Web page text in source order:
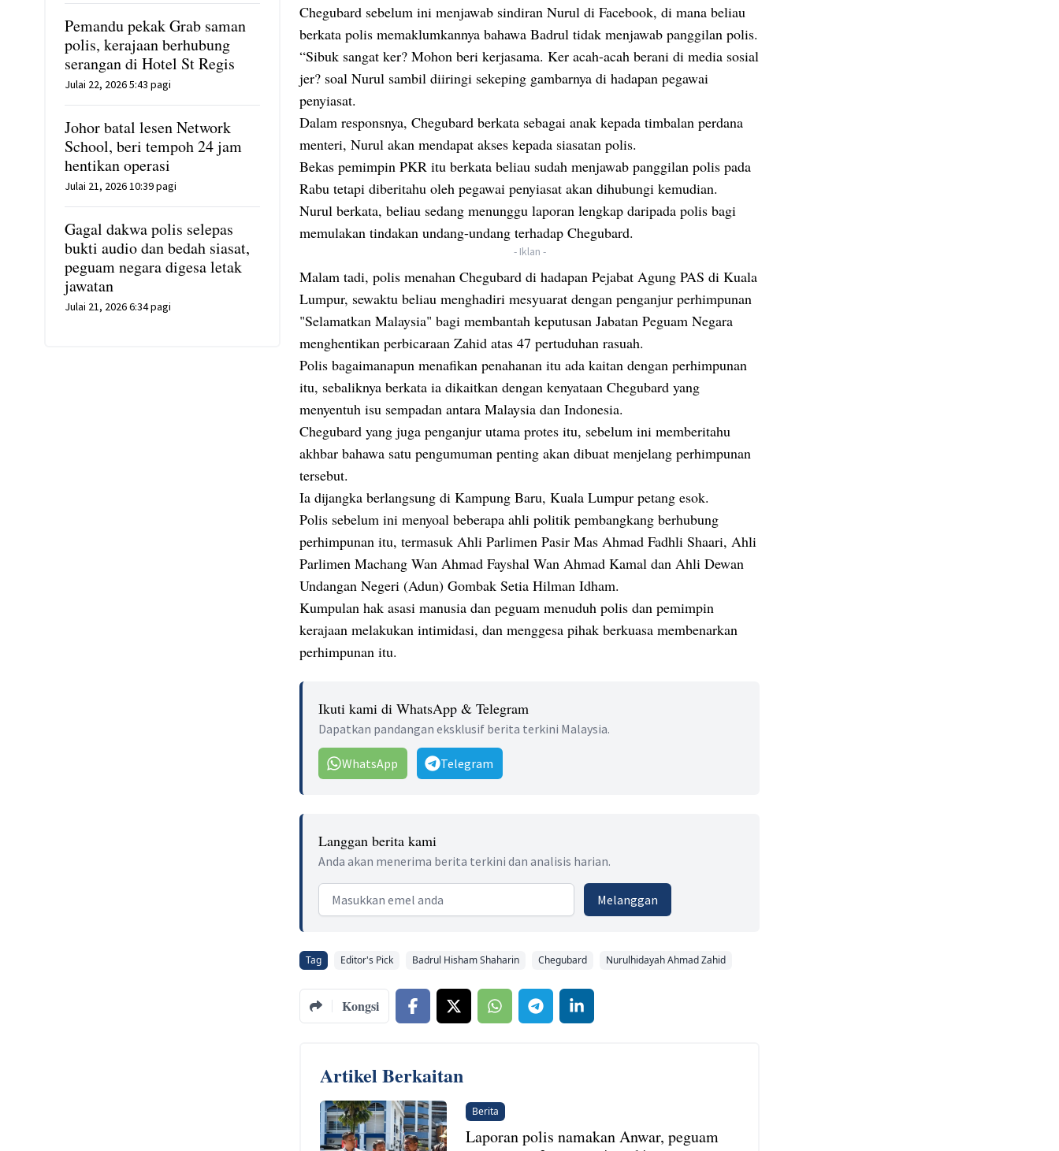
Pemandu pekak Grab saman
polis, kerajaan berhubung
serangan di Hotel St Regis
Julai 22, 2026 5:43 pagi
Johor batal lesen Network
School, beri tempoh 24 jam
hentikan operasi
Julai 21, 2026 10:39 pagi
Gagal dakwa polis selepas
bukti audio dan bedah siasat,
peguam negara digesa letak
jawatan
Julai 21, 2026 6:34 pagi
Chegubard sebelum ini menjawab sindiran Nurul di Facebook, di mana beliau
berkata polis memaklumkannya bahawa Badrul tidak menjawab panggilan polis.
“Sibuk sangat ker? Mohon beri kerjasama. Ker acah-acah berani di media sosial
jer? soal Nurul sambil diiringi sekeping gambarnya di hadapan pegawai
penyiasat.
Dalam responsnya, Chegubard berkata sebagai anak kepada timbalan perdana
menteri, Nurul akan mendapat akses kepada siasatan polis.
Bekas pemimpin PKR itu berkata beliau sudah menjawab panggilan polis pada
Rabu tetapi diberitahu oleh pegawai penyiasat akan dihubungi kemudian.
Nurul berkata, beliau sedang menunggu laporan lengkap daripada polis bagi
memulakan tindakan undang-undang terhadap Chegubard.
- Iklan -
Malam tadi, polis menahan Chegubard di hadapan Pejabat Agung PAS di Kuala
Lumpur, sewaktu beliau menghadiri mesyuarat dengan penganjur perhimpunan
"Selamatkan Malaysia" bagi membantah keputusan Jabatan Peguam Negara
menghentikan perbicaraan Zahid atas 47 pertuduhan rasuah.
Polis bagaimanapun menafikan penahanan itu ada kaitan dengan perhimpunan
itu, sebaliknya berkata ia dikaitkan dengan kenyataan Chegubard yang
menyentuh isu sempadan antara Malaysia dan Indonesia.
Chegubard yang juga penganjur utama protes itu, sebelum ini memberitahu
akhbar bahawa satu pengumuman penting akan dibuat menjelang perhimpunan
tersebut.
Ia dijangka berlangsung di Kampung Baru, Kuala Lumpur petang esok.
Polis sebelum ini menyoal beberapa ahli politik pembangkang berhubung
perhimpunan itu, termasuk Ahli Parlimen Pasir Mas Ahmad Fadhli Shaari, Ahli
Parlimen Machang Wan Ahmad Fayshal Wan Ahmad Kamal dan Ahli Dewan
Undangan Negeri (Adun) Gombak Setia Hilman Idham.
Kumpulan hak asasi manusia dan peguam menuduh polis dan pemimpin
kerajaan melakukan intimidasi, dan menggesa pihak berkuasa membenarkan
perhimpunan itu.
Ikuti kami di WhatsApp & Telegram
Dapatkan pandangan eksklusif berita terkini Malaysia.
WhatsApp Telegram
Langgan berita kami
Anda akan menerima berita terkini dan analisis harian.
Email address Melanggan
Tag Editor's Pick Badrul Hisham Shaharin Chegubard Nurulhidayah Ahmad Zahid
Kongsi
Artikel Berkaitan
Berita
Laporan polis namakan Anwar, peguam